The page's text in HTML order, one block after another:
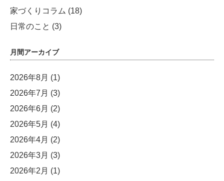
家づくりコラム (18)
日常のこと (3)
月間アーカイブ
2026年8月 (1)
2026年7月 (3)
2026年6月 (2)
2026年5月 (4)
2026年4月 (2)
2026年3月 (3)
2026年2月 (1)